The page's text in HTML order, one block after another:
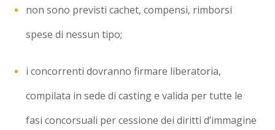
non sono previsti cachet, compensi, rimborsi
spese di nessun tipo;
i concorrenti dovranno firmare liberatoria,
compilata in sede di casting e valida per tutte le
fasi concorsuali per cessione dei diritti d’immagine